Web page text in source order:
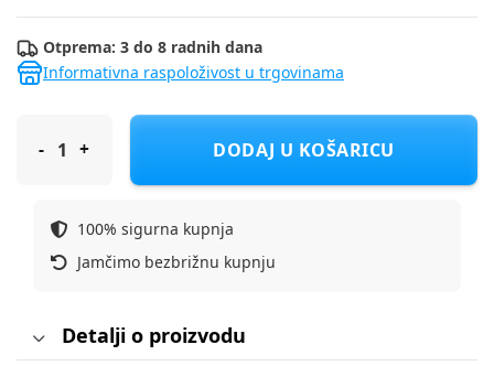
Otprema: 3 do 8 radnih dana
Informativna raspoloživost u trgovinama
SKECHERS sportske tenisice 303063L SMLT UNICORN DREAMS
DODAJ U KOŠARICU
100% sigurna kupnja
Jamčimo bezbrižnu kupnju
Detalji o proizvodu